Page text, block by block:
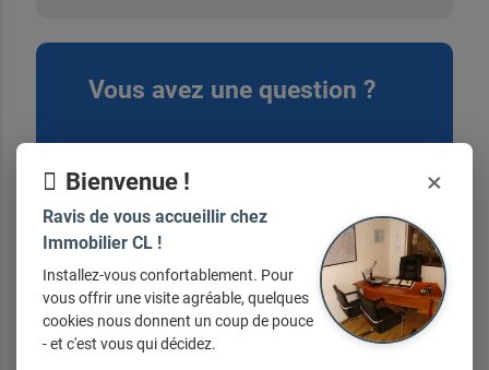
Vous avez une question ?
Nos horaires
Bienvenue ! ×
Ravis de vous accueillir chez
Immobilier CL !
Installez-vous confortablement. Pour
vous offrir une visite agréable, quelques
cookies nous donnent un coup de pouce
- et c'est vous qui décidez.